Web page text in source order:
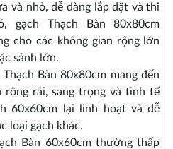
và nhỏ, dễ dàng lắp đặt và thi
gạch Thạch Bàn 80x80cm
cho các không gian rộng lớn
sảnh lớn.
Bàn 80x80cm mang đến
rộng rãi, sang trọng và tinh tế
60x60cm lại linh hoạt và dễ
loại gạch khác.
Bàn 60x60cm thường thấp